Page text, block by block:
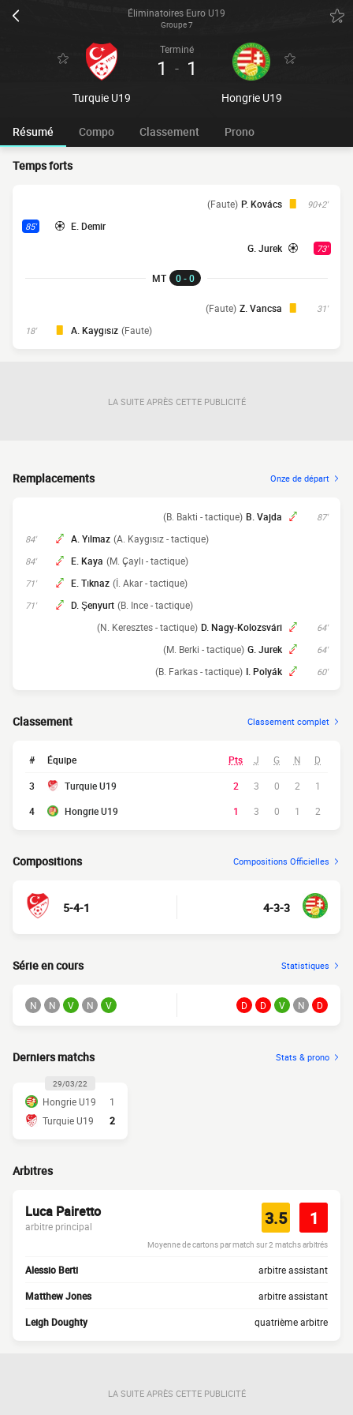
Éliminatoires Euro U19
Groupe 7
Turquie U19
Terminé
1 - 1
Hongrie U19
Résumé Compo Classement Prono
Temps forts
90+2'
P. Kovács
(Faute)
85' E. Demir
73'
G. Jurek
MT 0 - 0
31'
Z. Vancsa
(Faute)
18' A. Kaygısız (Faute)
LA SUITE APRÈS CETTE PUBLICITÉ
Remplacements Onze de départ
87'
B. Vajda
(B. Bakti - tactique)
84' A. Yılmaz (A. Kaygısız - tactique)
84' E. Kaya (M. Çaylı - tactique)
71' E. Tıknaz (İ. Akar - tactique)
71' D. Şenyurt (B. Ince - tactique)
64'
D. Nagy-Kolozsvári
(N. Keresztes - tactique)
64'
G. Jurek
(M. Berki - tactique)
60'
I. Polyák
(B. Farkas - tactique)
Classement Classement complet
# Équipe Pts J G N D
3 Turquie U19 2 3 0 2
1
4
Hongrie U19 1 3 0 1 2
Compositions Compositions Officielles
5-4-1 4-3-3
Série en cours Statistiques
N N V N V D D V N D
Derniers matchs Stats & prono
29/03/22
Hongrie U19
1
Turquie U19
2
Arbitres
Luca Pairetto
arbitre principal 3.5 1
Moyenne de cartons par match sur 2 matchs arbitrés
Alessio Berti arbitre assistant
Matthew Jones arbitre assistant
Leigh Doughty quatrième arbitre
LA SUITE APRÈS CETTE PUBLICITÉ